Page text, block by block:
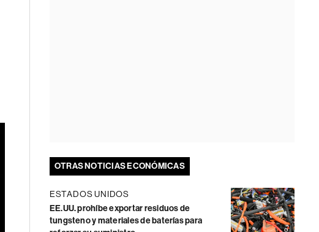
OTRAS NOTICIAS ECONÓMICAS
ESTADOS UNIDOS
EE.UU. prohíbe exportar residuos de
tungsteno y materiales de baterías para